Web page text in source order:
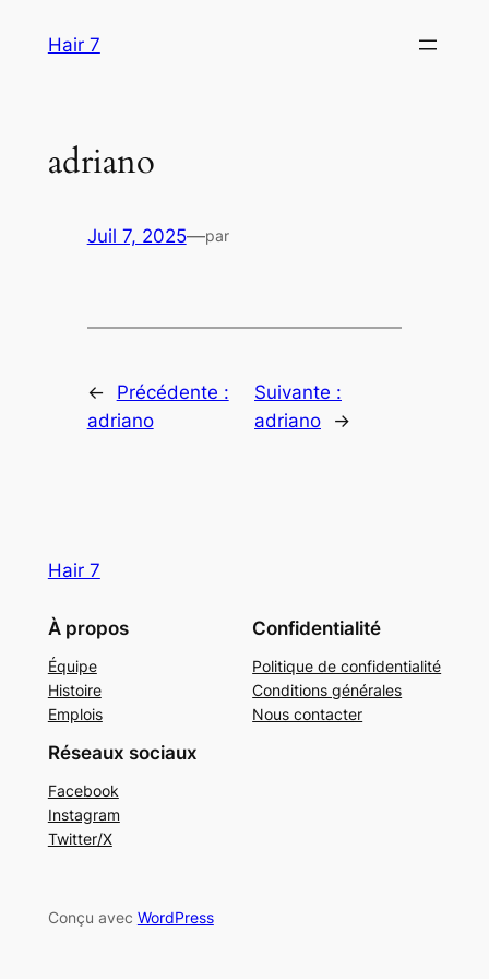
Hair 7
adriano
Juil 7, 2025—par
←
Précédente :
adriano
Suivante :
adriano
→
Hair 7
À propos
Équipe
Histoire
Emplois
Confidentialité
Politique de confidentialité
Conditions générales
Nous contacter
Réseaux sociaux
Facebook
Instagram
Twitter/X
Conçu avec WordPress